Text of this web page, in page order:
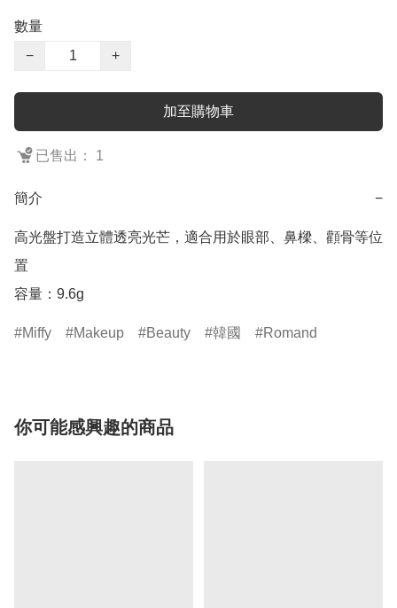
數量
−
+
加至購物車
已售出： 1
簡介 −
高光盤打造立體透亮光芒，適合用於眼部、鼻樑、顴骨等位
置
容量：9.6g
Miffy Makeup Beauty 韓國 Romand
你可能感興趣的商品